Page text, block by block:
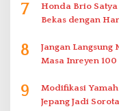
7
Honda Brio
Bekas dengan
8
Jangan Langsung
Masa Inreyen 100
9
Modifikasi
Jepang Jadi